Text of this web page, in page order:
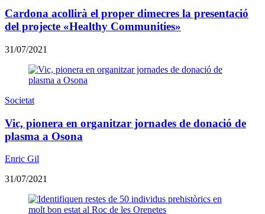
Cardona acollirà el proper dimecres la presentació
del projecte «Healthy Communities»
31/07/2021
Societat
Vic, pionera en organitzar jornades de donació de
plasma a Osona
Enric Gil
31/07/2021